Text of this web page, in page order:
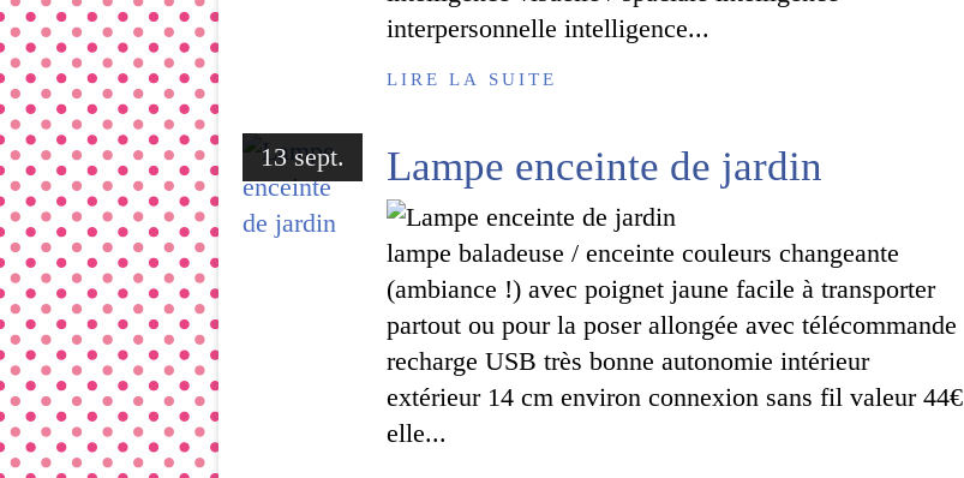
interpersonnelle intelligence...
LIRE LA SUITE
13 sept. Lampe enceinte de jardin
lampe baladeuse / enceinte couleurs changeante
(ambiance !) avec poignet jaune facile à transporter
partout ou pour la poser allongée avec télécommande
recharge USB très bonne autonomie intérieur
extérieur 14 cm environ connexion sans fil valeur 44€
elle...